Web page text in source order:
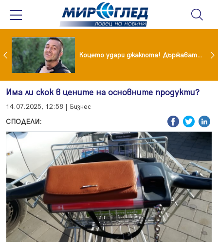
Тишина преди бурята! Защо Саня Армутлиева продължава да мълчи за раздялата с Дара? Коцето удари джакпота! Държавата му плаща 95 000 евро
Има ли скок в цените на основните продукти?
14.07.2025, 12:58 | Бизнес
СПОДЕЛИ: